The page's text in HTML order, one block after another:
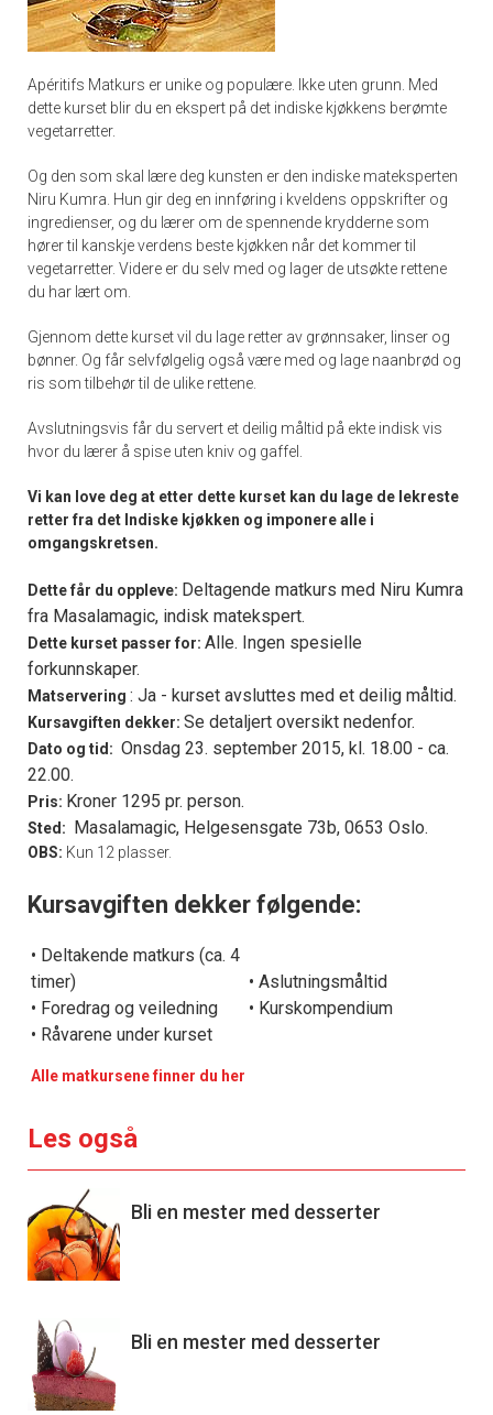
Apéritifs Matkurs er unike og populære. Ikke uten grunn. Med
dette kurset blir du en ekspert på det indiske kjøkkens berømte
vegetarretter.
Og den som skal lære deg kunsten er den indiske mateksperten
Niru Kumra. Hun gir deg en innføring i kveldens oppskrifter og
ingredienser, og du lærer om de spennende krydderne som
hører til kanskje verdens beste kjøkken når det kommer til
vegetarretter. Videre er du selv med og lager de utsøkte rettene
du har lært om.
Gjennom dette kurset vil du lage retter av grønnsaker, linser og
bønner. Og får selvfølgelig også være med og lage naanbrød og
ris som tilbehør til de ulike rettene.
Avslutningsvis får du servert et deilig måltid på ekte indisk vis
hvor du lærer å spise uten kniv og gaffel.
Vi kan love deg at etter dette kurset kan du lage de lekreste
retter fra det Indiske kjøkken og imponere alle i
omgangskretsen.
Dette får du oppleve: Deltagende matkurs med Niru Kumra
fra Masalamagic, indisk matekspert.
Dette kurset passer for: Alle. Ingen spesielle
forkunnskaper.
Matservering : Ja - kurset avsluttes med et deilig måltid.
Kursavgiften dekker: Se detaljert oversikt nedenfor.
Dato og tid: Onsdag 23. september 2015, kl. 18.00 - ca.
22.00.
Pris: Kroner 1295 pr. person.
Sted: Masalamagic, Helgesensgate 73b, 0653 Oslo.
OBS: Kun 12 plasser.
Kursavgiften dekker følgende:
• Deltakende matkurs (ca. 4
timer)
• Foredrag og veiledning
• Råvarene under kurset
• Aslutningsmåltid
• Kurskompendium
Alle matkursene finner du her
Les også
Bli en mester med desserter
Bli en mester med desserter